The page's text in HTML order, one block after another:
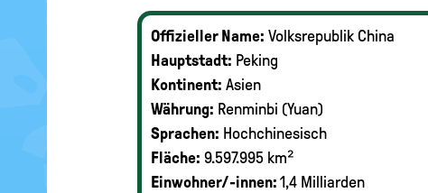
Offizieller Name: Volksrepublik China
Hauptstadt: Peking
Kontinent: Asien
Währung: Renminbi (Yuan)
Sprachen: Hochchinesisch
Fläche: 9.597.995 km²
Einwohner/-innen: 1,4 Milliarden